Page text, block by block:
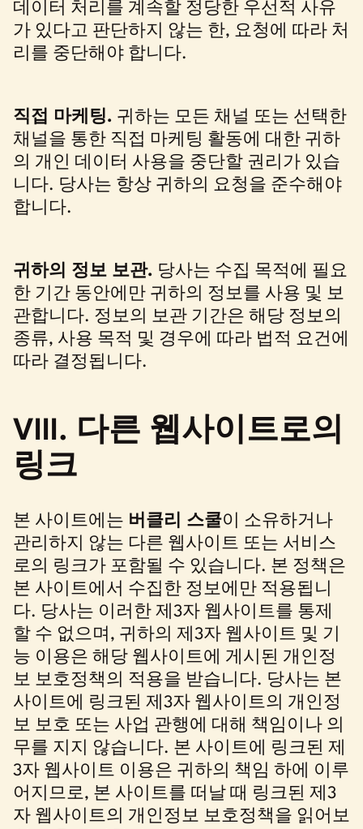
데이터 처리를 계속할 정당한 우선적 사유
가 있다고 판단하지 않는 한, 요청에 따라 처
리를 중단해야 합니다.
직접 마케팅. 귀하는 모든 채널 또는 선택한
채널을 통한 직접 마케팅 활동에 대한 귀하
의 개인 데이터 사용을 중단할 권리가 있습
니다. 당사는 항상 귀하의 요청을 준수해야
합니다.
귀하의 정보 보관. 당사는 수집 목적에 필요
한 기간 동안에만 귀하의 정보를 사용 및 보
관합니다. 정보의 보관 기간은 해당 정보의
종류, 사용 목적 및 경우에 따라 법적 요건에
따라 결정됩니다.
VIII. 다른 웹사이트로의
링크
본 사이트에는 버클리 스쿨이 소유하거나
관리하지 않는 다른 웹사이트 또는 서비스
로의 링크가 포함될 수 있습니다. 본 정책은
본 사이트에서 수집한 정보에만 적용됩니
다. 당사는 이러한 제3자 웹사이트를 통제
할 수 없으며, 귀하의 제3자 웹사이트 및 기
능 이용은 해당 웹사이트에 게시된 개인정
보 보호정책의 적용을 받습니다. 당사는 본
사이트에 링크된 제3자 웹사이트의 개인정
보 보호 또는 사업 관행에 대해 책임이나 의
무를 지지 않습니다. 본 사이트에 링크된 제
3자 웹사이트 이용은 귀하의 책임 하에 이루
어지므로, 본 사이트를 떠날 때 링크된 제3
자 웹사이트의 개인정보 보호정책을 읽어보